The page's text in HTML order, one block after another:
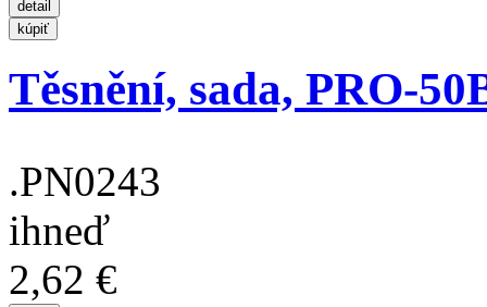
Těsnění, sada, PRO-
.PN0243
ihneď
2,62 €